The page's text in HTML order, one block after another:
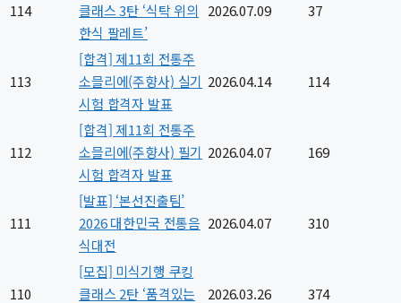
114
클래스 3탄 ‘식탁 위의
한식 팔레트’
2026.07.09 37
113
[합격] 제11회 전통주
소믈리에(주향사) 실기
시험 합격자 발표
2026.04.14 114
112
[합격] 제11회 전통주
소믈리에(주향사) 필기
시험 합격자 발표
2026.04.07 169
111
[발표] ‘본선진출팀’
2026 대한민국 전통음
식대전
2026.04.07 310
110
[모집] 미식기행 쿠킹
클래스 2탄 ‘품격있는
2026.03.26 374